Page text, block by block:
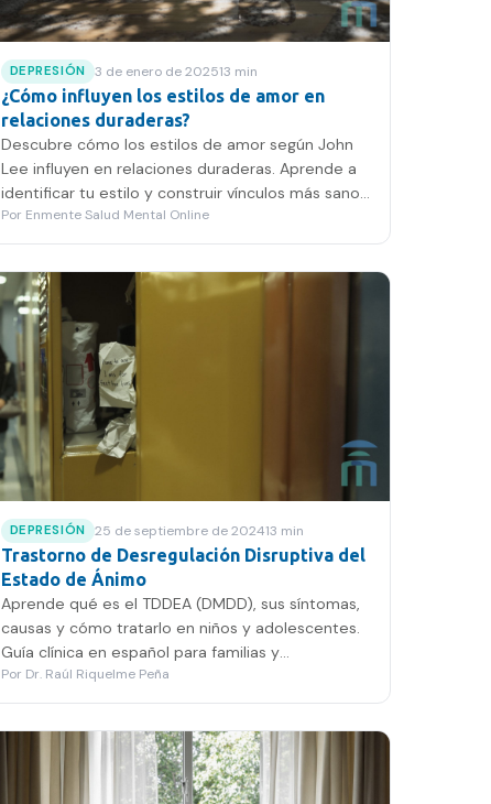
DEPRESIÓN 3 de enero de 202513 min
¿Cómo influyen los estilos de amor en
relaciones duraderas?
Descubre cómo los estilos de amor según John
Lee influyen en relaciones duraderas. Aprende a
identificar tu estilo y construir vínculos más sanos
y satisfactorios.
Por Enmente Salud Mental Online
DEPRESIÓN 25 de septiembre de 202413 min
Trastorno de Desregulación Disruptiva del
Estado de Ánimo
Aprende qué es el TDDEA (DMDD), sus síntomas,
causas y cómo tratarlo en niños y adolescentes.
Guía clínica en español para familias y
profesionales.
Por Dr. Raúl Riquelme Peña